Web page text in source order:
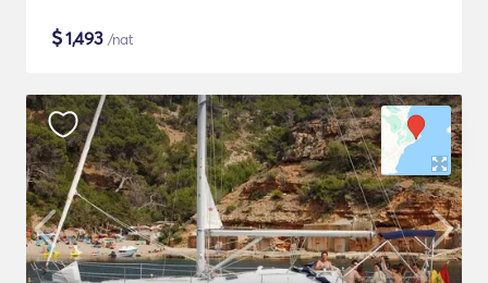
$1,493 /nat